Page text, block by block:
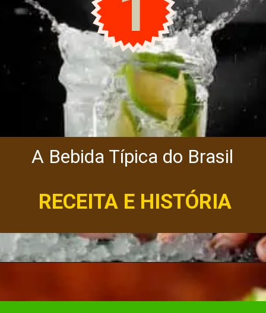
A Bebida Típica do Brasil
RECEITA E HISTÓRIA